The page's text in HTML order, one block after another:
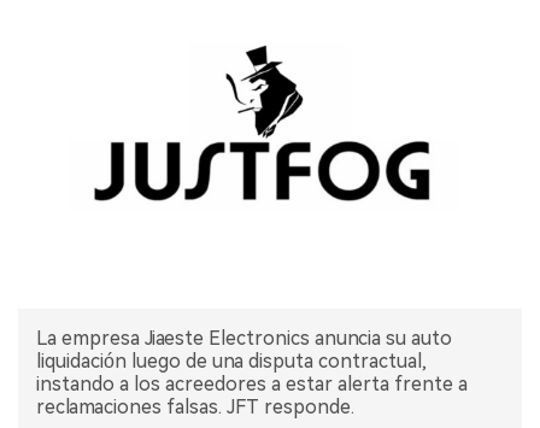
La empresa Jiaeste Electronics anuncia su auto
liquidación luego de una disputa contractual,
instando a los acreedores a estar alerta frente a
reclamaciones falsas. JFT responde.